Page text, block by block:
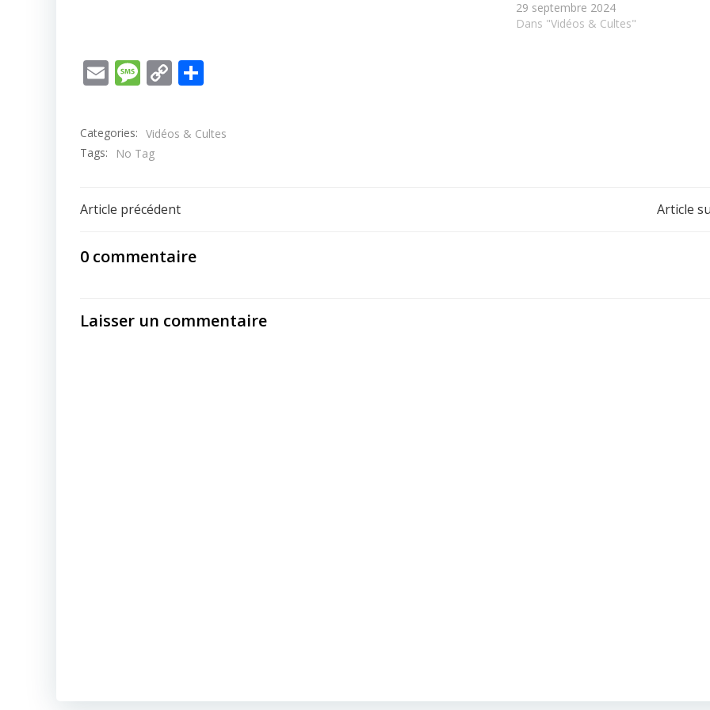
29 septembre 2024
Dans "Vidéos & Cultes"
EmailMessage
Copy
Link
Categories: Vidéos & Cultes
Tags:
No Tag
Post
navigation
Article précédent Article
0 commentaire
Laisser un commentaire